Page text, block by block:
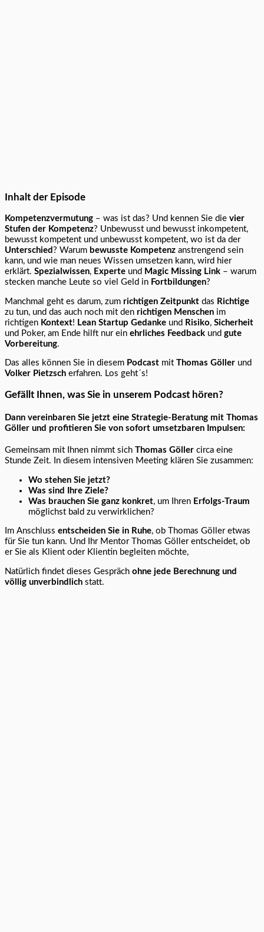
Inhalt der Episode
Kompetenzvermutung – was ist das? Und kennen Sie die vier
Stufen der Kompetenz? Unbewusst und bewusst inkompetent,
bewusst kompetent und unbewusst kompetent, wo ist da der
Unterschied ? Warum bewusste Kompetenz anstrengend sein
kann, und wie man neues Wissen umsetzen kann, wird hier
erklärt. Spezialwissen, Experte und Magic Missing Link – warum
stecken manche Leute so viel Geld in Fortbildungen?
Manchmal geht es darum, zum richtigen Zeitpunkt das Richtige
zu tun, und das auch noch mit den richtigen Menschen im
richtigen Kontext! Lean Startup Gedanke und Risiko, Sicherheit
und Poker, am Ende hilft nur ein ehrliches Feedback und gute
Vorbereitung.
Das alles können Sie in diesem Podcast mit Thomas Göller und
Volker Pietzsch erfahren. Los geht´s!
Gefällt Ihnen, was Sie in unserem Podcast hören?
Dann vereinbaren Sie jetzt eine Strategie-Beratung mit Thomas
Göller und profitieren Sie von sofort umsetzbaren Impulsen:
Gemeinsam mit Ihnen nimmt sich Thomas Göller circa eine
Stunde Zeit. In diesem intensiven Meeting klären Sie zusammen:
Wo stehen Sie jetzt?
Was sind Ihre Ziele?
Was brauchen Sie ganz konkret, um Ihren Erfolgs-Traum
möglichst bald zu verwirklichen?
Im Anschluss entscheiden Sie in Ruhe, ob Thomas Göller etwas
für Sie tun kann. Und Ihr Mentor Thomas Göller entscheidet, ob
er Sie als Klient oder Klientin begleiten möchte,
Natürlich findet dieses Gespräch ohne jede Berechnung und
völlig unverbindlich statt.